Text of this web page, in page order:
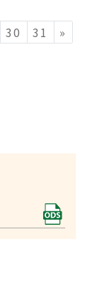
(current)
30 31 »